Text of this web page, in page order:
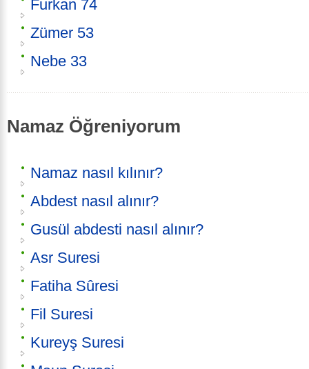
Furkan 74
Zümer 53
Nebe 33
Namaz Öğreniyorum
Namaz nasıl kılınır?
Abdest nasıl alınır?
Gusül abdesti nasıl alınır?
Asr Suresi
Fatiha Sûresi
Fil Suresi
Kureyş Suresi